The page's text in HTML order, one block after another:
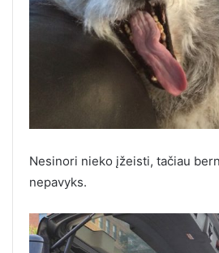
Nesinori nieko įžeisti, tačiau
nepavyks.